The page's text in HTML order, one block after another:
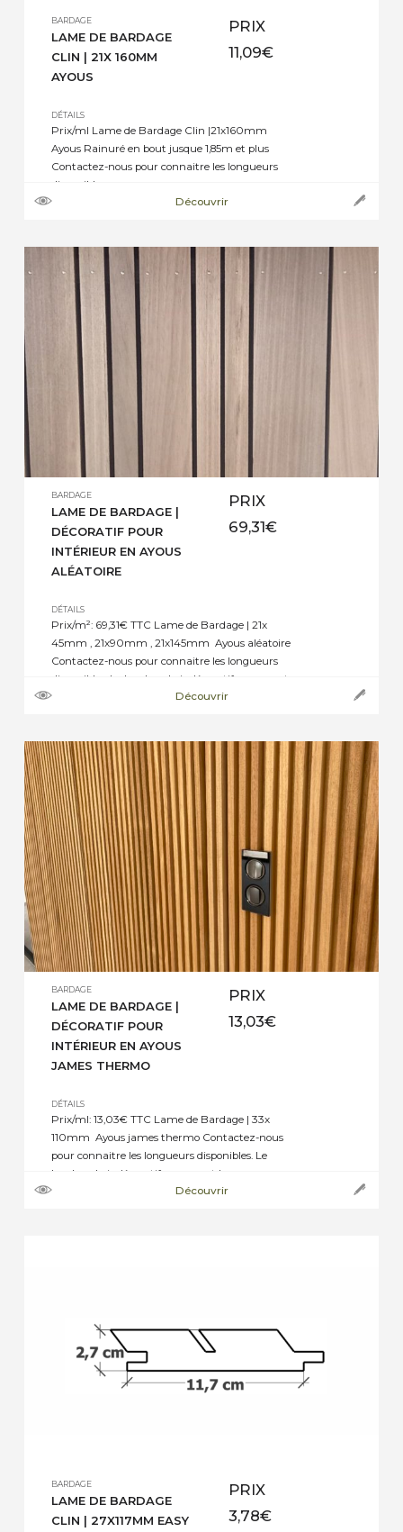
BARDAGE
LAME DE BARDAGE
CLIN | 21X 160MM
AYOUS
PRIX
11,09€
DÉTAILS
Prix/ml Lame de Bardage Clin |21x160mm
Ayous Rainuré en bout jusque 1,85m et plus
Contactez-nous pour connaitre les longueurs
disponibles.
Découvrir
BARDAGE
LAME DE BARDAGE |
DÉCORATIF POUR
INTÉRIEUR EN AYOUS
ALÉATOIRE
PRIX
69,31€
DÉTAILS
Prix/m²: 69,31€ TTC Lame de Bardage | 21x
45mm , 21x90mm , 21x145mm Ayous aléatoire
Contactez-nous pour connaitre les longueurs
disponibles. Le bardage bois décoratif en ayou et
les panneaux acoustiques en bois sont des
produits offrent une esthétique naturelle et
chaleureuse tout en apportant une […]
Découvrir
BARDAGE
LAME DE BARDAGE |
DÉCORATIF POUR
INTÉRIEUR EN AYOUS
JAMES THERMO
PRIX
13,03€
DÉTAILS
Prix/ml: 13,03€ TTC Lame de Bardage | 33x
110mm Ayous james thermo Contactez-nous
pour connaitre les longueurs disponibles. Le
bardage bois décoratif en ayou et les panneaux
acoustiques en bois sont des éléments décoratifs
Découvrir
BARDAGE
LAME DE BARDAGE
CLIN | 27X117MM EASY
PRIX
3,78€